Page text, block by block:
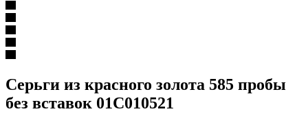
Серьги из красного золота 585 пробы
без вставок 01С010521